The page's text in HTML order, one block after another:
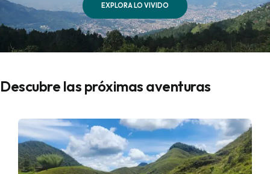
EXPLORA LO VIVIDO
Descubre las próximas aventuras